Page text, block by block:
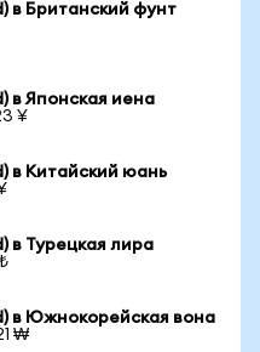
в Британский фунт
в Японская иена
¥
в Китайский юань
в Турецкая лира
в Южнокорейская вона
₩